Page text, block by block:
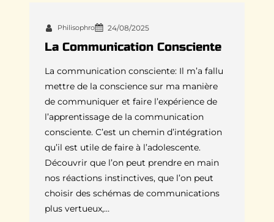
Philisophro 24/08/2025
La Communication Consciente
La communication consciente: Il m’a fallu
mettre de la conscience sur ma manière
de communiquer et faire l’expérience de
l’apprentissage de la communication
consciente. C’est un chemin d’intégration
qu’il est utile de faire à l’adolescente.
Découvrir que l’on peut prendre en main
nos réactions instinctives, que l’on peut
choisir des schémas de communications
plus vertueux,…